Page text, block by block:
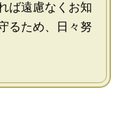
ば遠慮なくお知
るため、日々努